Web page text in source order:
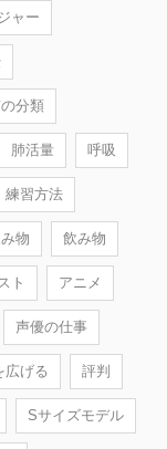
ャー
分類
肺活量 呼吸
練習方法
物 飲み物
ト アニメ
声優の仕事
広げる 評判
Sサイズモデル